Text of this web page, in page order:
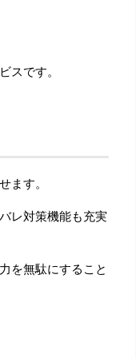
スです。
ます。
レ対策機能も充実
を無駄にすること